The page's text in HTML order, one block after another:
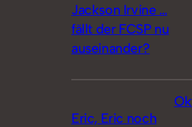
Jackson Irvine …
fällt der FCSP nu
auseinander?
Eric, Eric noch